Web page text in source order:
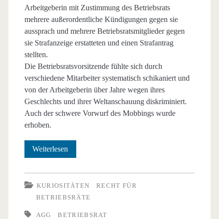
Arbeitgeberin mit Zustimmung des Betriebsrats
mehrere außerordentliche Kündigungen gegen sie
aussprach und mehrere Betriebsratsmitglieder gegen
sie Strafanzeige erstatteten und einen Strafantrag
stellten.
Die Betriebsratsvorsitzende fühlte sich durch
verschiedene Mitarbeiter systematisch schikaniert und
von der Arbeitgeberin über Jahre wegen ihres
Geschlechts und ihrer Weltanschauung diskriminiert.
Auch der schwere Vorwurf des Mobbings wurde
erhoben.
Weiterlesen
Engagement
für
KURIOSITÄTEN
RECHT FÜR
BETRIEBSRÄTE
AGG
BETRIEBSRAT